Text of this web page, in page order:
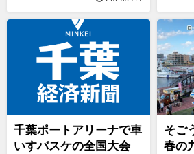
千葉ポートアリーナで車
いすバスケの全国大会
そご
春の